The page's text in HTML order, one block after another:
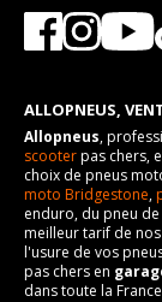
ALLOPNEUS,
Allopneus,
scooterpas chers,
choix de pneus
moto Bridgestone,
enduro, du pneu
meilleur tarif de
l'usure de vos
pas chers en
dans toute la